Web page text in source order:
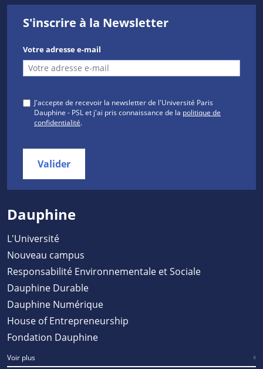
S'inscrire à la Newsletter
Votre adresse e-mail
J'accepte de recevoir la newsletter de l'Université Paris
Dauphine - PSL et j'ai pris connaissance de la politique de
confidentialité.
Valider
Dauphine
L'Université
Nouveau campus
Responsabilité Environnementale et Sociale
Dauphine Durable
Dauphine Numérique
House of Entrepreneurship
Fondation Dauphine
Voir plus